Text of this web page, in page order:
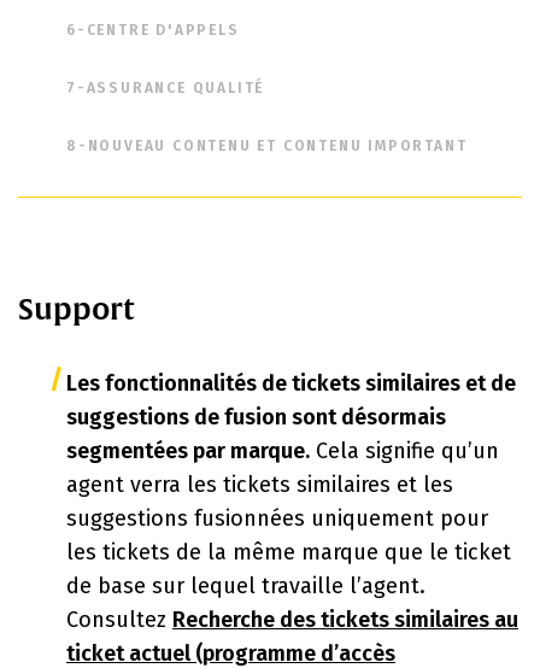
6-CENTRE D'APPELS
7-ASSURANCE QUALITÉ
8-NOUVEAU CONTENU ET CONTENU IMPORTANT
Support
Les fonctionnalités de tickets similaires et de
suggestions de fusion sont désormais
segmentées par marque. Cela signifie qu’un
agent verra les tickets similaires et les
suggestions fusionnées uniquement pour
les tickets de la même marque que le ticket
de base sur lequel travaille l’agent.
Consultez Recherche des tickets similaires au
ticket actuel (programme d’accès